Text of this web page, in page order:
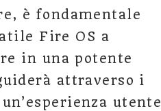
è fondamentale
Fire OS a
in una potente
attraverso i
utente